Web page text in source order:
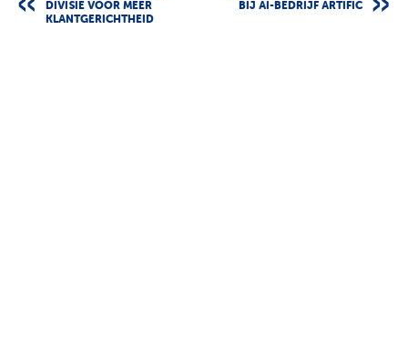
DIVISIE VOOR MEER
KLANTGERICHTHEID
BIJ AI-BEDRIJF ARTIFIC